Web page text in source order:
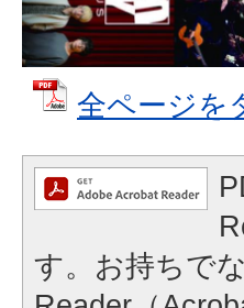
全ページを
す。お持ちで